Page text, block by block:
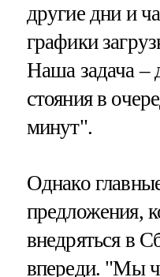
другие дни и
графики
Наша задача –
стояния в
минут".
Однако
предложения,
внедряться в
впереди. "Мы